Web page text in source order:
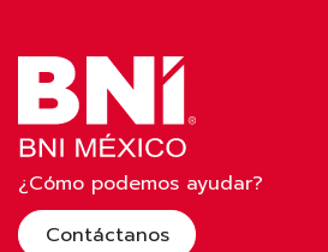
¿Cómo podemos ayudar?
Contáctanos